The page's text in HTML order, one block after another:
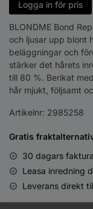
Logga in för pris
BLONDME Bond
och ljusar upp blont
beläggningar och
stärker det hårets
till 80 %. Berikat
hår mjukt, följsamt
Artikelnr: 2985258
Gratis
30 dagars faktura
Leasa inredning
Leverans direkt